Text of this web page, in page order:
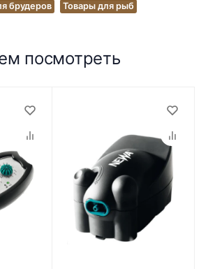
брудеров
Товары для рыб
посмотреть